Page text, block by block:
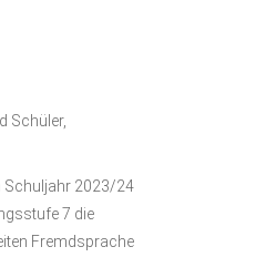
Schüler,
Schuljahr 2023/24
7 die
Fremdsprache